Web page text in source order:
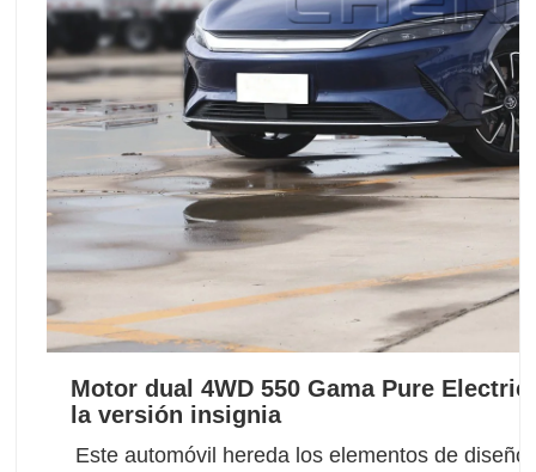
Motor dual 4WD 550 Gama Pure Electric
la versión insignia
Este automóvil hereda los elementos de